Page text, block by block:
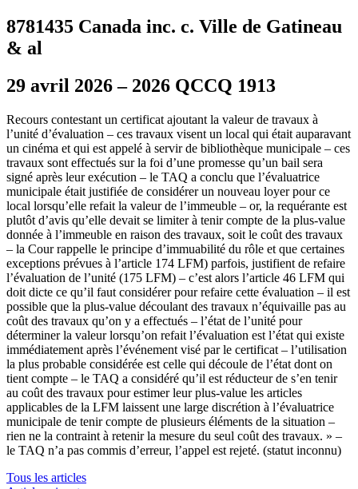
8781435 Canada inc. c. Ville de Gatineau
& al
29 avril 2026 – 2026 QCCQ 1913
Recours contestant un certificat ajoutant la valeur de travaux à
l’unité d’évaluation – ces travaux visent un local qui était auparavant
un cinéma et qui est appelé à servir de bibliothèque municipale – ces
travaux sont effectués sur la foi d’une promesse qu’un bail sera
signé après leur exécution – le TAQ a conclu que l’évaluatrice
municipale était justifiée de considérer un nouveau loyer pour ce
local lorsqu’elle refait la valeur de l’immeuble – or, la requérante est
plutôt d’avis qu’elle devait se limiter à tenir compte de la plus-value
donnée à l’immeuble en raison des travaux, soit le coût des travaux
– la Cour rappelle le principe d’immuabilité du rôle et que certaines
exceptions prévues à l’article 174 LFM) parfois, justifient de refaire
l’évaluation de l’unité (175 LFM) – c’est alors l’article 46 LFM qui
doit dicte ce qu’il faut considérer pour refaire cette évaluation – il est
possible que la plus-value découlant des travaux n’équivaille pas au
coût des travaux qu’on y a effectués – l’état de l’unité pour
déterminer la valeur lorsqu’on refait l’évaluation est l’état qui existe
immédiatement après l’événement visé par le certificat – l’utilisation
la plus probable considérée est celle qui découle de l’état dont on
tient compte – le TAQ a considéré qu’il est réducteur de s’en tenir
au coût des travaux pour estimer leur plus-value les articles
applicables de la LFM laissent une large discrétion à l’évaluatrice
municipale de tenir compte de plusieurs éléments de la situation –
rien ne la contraint à retenir la mesure du seul coût des travaux. » –
le TAQ n’a pas commis d’erreur, l’appel est rejeté. (statut inconnu)
Tous les articles